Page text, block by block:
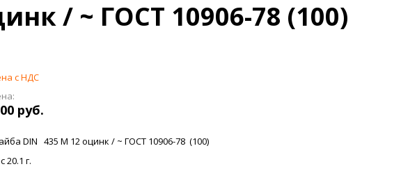
/ ~ ГОСТ 10906-78 (100)
с НДС
руб.
DIN 435 M 12 оцинк / ~ ГОСТ 10906-78 (100)
20.1 г.